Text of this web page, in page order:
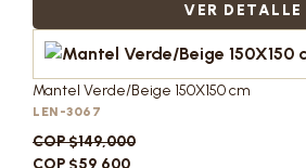
VER DETALLE
Mantel Verde/Beige 150X150 cm
LEN-3067
COP $149,000
COP $59,600